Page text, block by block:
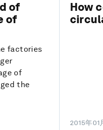
of
of
factories
of
the
How
2015年01